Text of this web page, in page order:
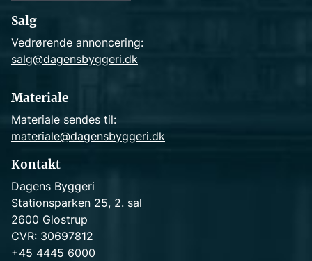
Salg
Vedrørende annoncering:
salg@dagensbyggeri.dk
Materiale
Materiale sendes til:
materiale@dagensbyggeri.dk
Kontakt
Dagens Byggeri
Stationsparken 25, 2. sal
2600 Glostrup
CVR: 30697812
+45 4445 6000